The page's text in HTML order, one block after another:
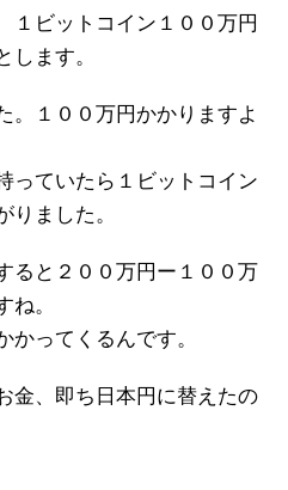
ビットコイン１００万円
します。
。１００万円かかりますよ
っていたら１ビットコイン
りました。
ると２００万円ー１００万
ね。
かってくるんです。
金、即ち日本円に替えたの